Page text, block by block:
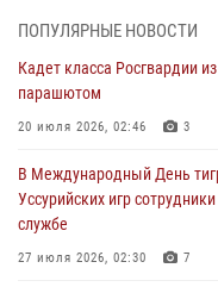
Во Владивостоке во дворе
29 июля 2026, 01:17
В День Крещения Руси в
ходом
28 июля 2026, 10:29 3
Росгвардейцы в Приморье
ПОПУЛЯРНЫЕ НОВОСТИ
Кадет класса Росгвардии
парашютом
20 июля 2026, 02:46 3
В Международный День
Уссурийских игр
службе
27 июля 2026, 02:30 7